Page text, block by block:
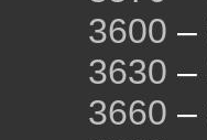
3600 –
3630 –
3660 –